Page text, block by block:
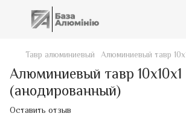
Тавр алюминиевый Алюминиевый тавр
Алюминиевый тавр 10х10х1
(анодированный)
Оставить отзыв